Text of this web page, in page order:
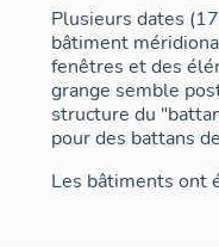
Plusieurs dates
bâtiment
fenêtres et des
grange semble
structure du
pour des battans
Les bâtiments ont